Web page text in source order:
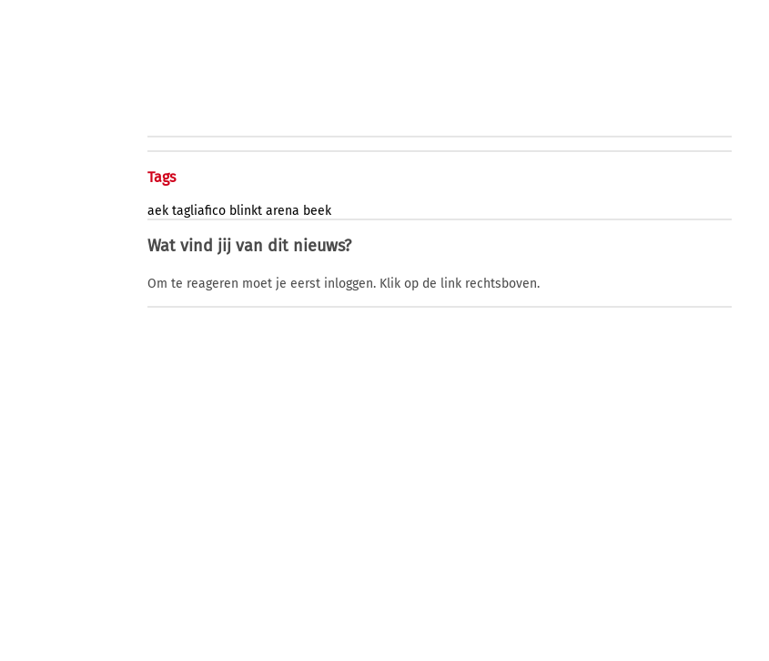
Tags
aek tagliafico blinkt arena beek
Wat vind jij van dit nieuws?
Om te reageren moet je eerst inloggen. Klik op de link rechtsboven.